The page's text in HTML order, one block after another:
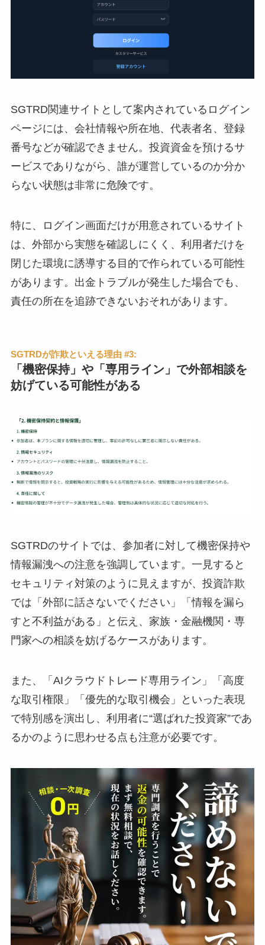
SGTRD関連サイトとして案内されているログイン
ページには、会社情報や所在地、代表者名、登録
番号などが確認できません。投資資金を預けるサ
ービスでありながら、誰が運営しているのか分か
らない状態は非常に危険です。
特に、ログイン画面だけが用意されているサイト
は、外部から実態を確認しにくく、利用者だけを
閉じた環境に誘導する目的で作られている可能性
があります。出金トラブルが発生した場合でも、
責任の所在を追跡できないおそれがあります。
SGTRDが詐欺といえる理由 #3:
「機密保持」や「専用ライン」で外部相談を
妨げている可能性がある
SGTRDのサイトでは、参加者に対して機密保持や
情報漏洩への注意を強調しています。一見すると
セキュリティ対策のように見えますが、投資詐欺
では「外部に話さないでください」「情報を漏ら
すと不利益がある」と伝え、家族・金融機関・専
門家への相談を妨げるケースがあります。
また、「AIクラウドトレード専用ライン」「高度
な取引権限」「優先的な取引機会」といった表現
で特別感を演出し、利用者に“選ばれた投資家”であ
るかのように思わせる点も注意が必要です。